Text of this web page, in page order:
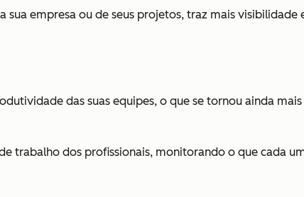
empresa ou de seus projetos, traz mais
das suas equipes, o que se tornou ainda
trabalho dos profissionais, monitorando o que cada